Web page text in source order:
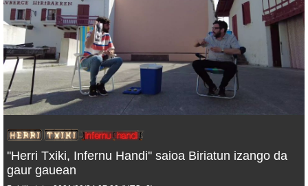
''Herri Txiki, Infernu Handi'' saioa Biriatun izango da
gaur gauean